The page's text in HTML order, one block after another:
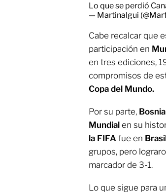
Lo que se perdió
— Martinalgui
Cabe recalcar que
participación en
en tres ediciones,
compromisos de
Copa del Mundo.
Por su parte,
Mundial en su
la FIFA fue en
grupos, pero
marcador de 3-1.
Lo que sigue para